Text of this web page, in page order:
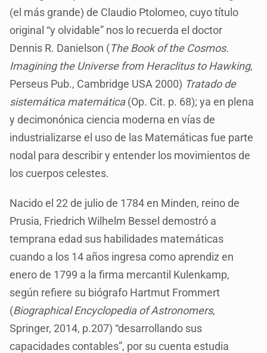
(el más grande) de Claudio Ptolomeo, cuyo título
original “y olvidable” nos lo recuerda el doctor
Dennis R. Danielson (The Book of the Cosmos.
Imagining the Universe from Heraclitus to Hawking,
Perseus Pub., Cambridge USA 2000) Tratado de
sistemática matemática(Op. Cit. p. 68); ya en plena
y decimonónica ciencia moderna en vías de
industrializarse el uso de las Matemáticas fue parte
nodal para describir y entender los movimientos de
los cuerpos celestes.
Nacido el 22 de julio de 1784 en Minden, reino de
Prusia, Friedrich Wilhelm Bessel demostró a
temprana edad sus habilidades matemáticas
cuando a los 14 años ingresa como aprendiz en
enero de 1799 a la firma mercantil Kulenkamp,
según refiere su biógrafo Hartmut Frommert
(Biographical Encyclopedia of Astronomers,
Springer, 2014, p.207) “desarrollando sus
capacidades contables”, por su cuenta estudia